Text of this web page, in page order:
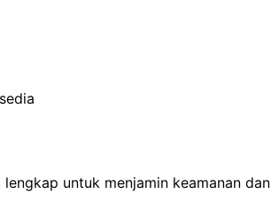
untuk menjamin keamanan dan